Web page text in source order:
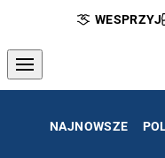
WESPRZYJ
NAJNOWSZE